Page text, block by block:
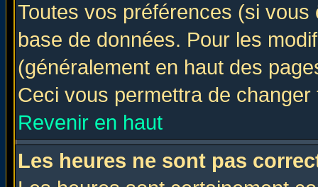
Toutes vos préférences (si
base de données. Pour les
(généralement en haut des
Ceci vous permettra de
Revenir en haut
Les heures ne sont pas